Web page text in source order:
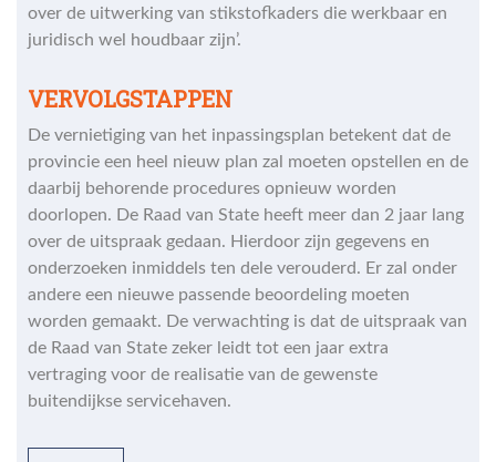
over de uitwerking van stikstofkaders die werkbaar en
juridisch wel houdbaar zijn’.
VERVOLGSTAPPEN
De vernietiging van het inpassingsplan betekent dat de
provincie een heel nieuw plan zal moeten opstellen en de
daarbij behorende procedures opnieuw worden
doorlopen. De Raad van State heeft meer dan 2 jaar lang
over de uitspraak gedaan. Hierdoor zijn gegevens en
onderzoeken inmiddels ten dele verouderd. Er zal onder
andere een nieuwe passende beoordeling moeten
worden gemaakt. De verwachting is dat de uitspraak van
de Raad van State zeker leidt tot een jaar extra
vertraging voor de realisatie van de gewenste
buitendijkse servicehaven.